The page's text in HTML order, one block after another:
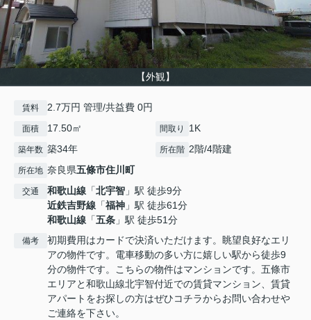
【外観】
賃料 2.7万円 管理/共益費 0円
面積 17.50㎡ 間取り 1K
築年数 築34年 所在階 2階/4階建
所在地 奈良県五條市住川町
交通 和歌山線 「北宇智 」駅 徒歩9分
近鉄吉野線 「福神 」駅 徒歩61分
和歌山線 「五条 」駅 徒歩51分
備考
初期費用はカードで決済いただけます。眺望良好なエリ
アの物件です。電車移動の多い方に嬉しい駅から徒歩9
分の物件です。こちらの物件はマンションです。五條市
エリアと和歌山線北宇智付近での賃貸マンション、賃貸
アパートをお探しの方はぜひコチラからお問い合わせや
ご連絡を下さい。